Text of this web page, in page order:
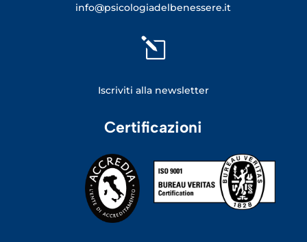
info@psicologiadelbenessere.it
l
Iscriviti alla newsletter
Certificazioni